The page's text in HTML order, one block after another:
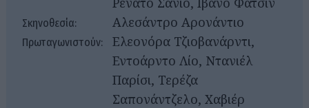
Σκηνοθεσία: Αλεσάντρο Αρονάντιο
Πρωταγωνιστούν:
Ελεονόρα Τζιοβανάρντι,
Εντοάρντο Λίο, Ντανιέλ
Παρίσι, Τερέζα
Σαπονάντζελο, Χαβιέρ